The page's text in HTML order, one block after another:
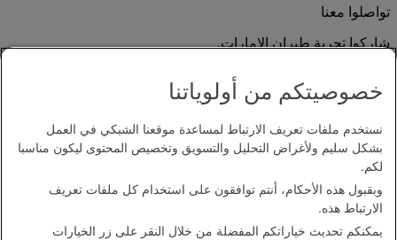
تواصلوا معنا
شاركوا تجربة طيران الإمارات.
بيان إمكانية الدخول
اتصل بنا
سياسة الخصوصية
خصوصيتكم من أولوياتنا
نستخدم ملفات تعريف الارتباط لمساعدة موقعنا الشبكي في العمل
بشكل سليم ولأغراض التحليل والتسويق وتخصيص المحتوى ليكون مناسبا
لكم.
وبقبول هذه الأحكام، أنتم توافقون على استخدام كل ملفات تعريف
الارتباط هذه.
يمكنكم تحديث خياراتكم المفضلة من خلال النقر على زر الخيارات